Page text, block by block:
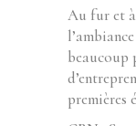
Au fur et à
beaucoup
premières